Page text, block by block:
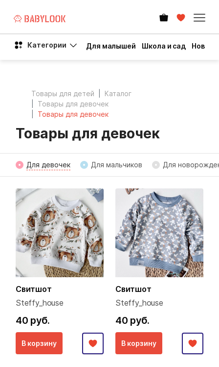
Категории Для малышей Школа и сад Новый
Товары для детей
Каталог
Товары для девочек
Товары для девочек
Товары для девочек
Для девочек Для мальчиков Для
Свитшот
Steffy_house
40 руб.
В корзину
Свитшот
Steffy_house
40 руб.
В корзину